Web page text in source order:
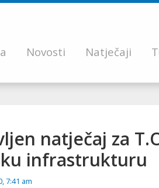
Novosti Natječaji
natječaj za
infrastrukturu
7:41 am